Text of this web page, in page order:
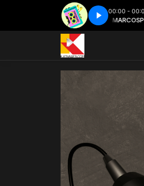
00:00 -
MUSICAL com ANTONIO MARCOS
Hits 80 - Parte 4 Hits 80 -